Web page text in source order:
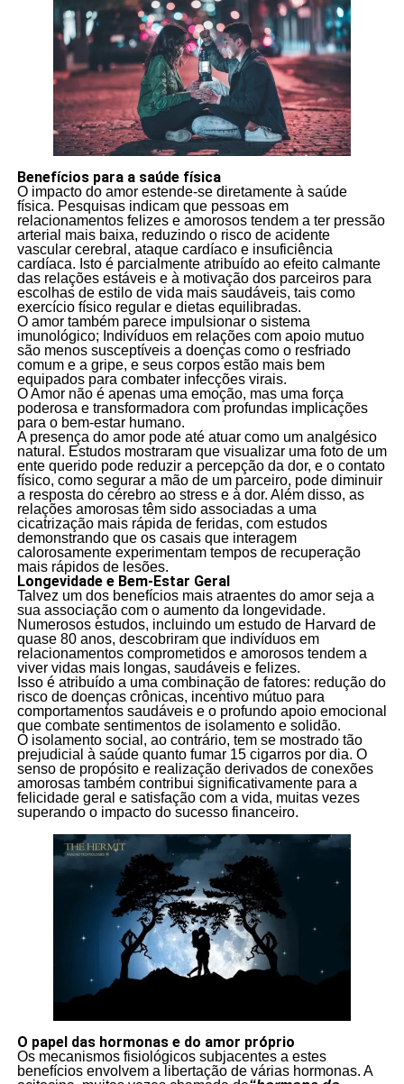
Benefícios para a saúde física
O impacto do amor estende-se diretamente à saúde
física. Pesquisas indicam que pessoas em
relacionamentos felizes e amorosos tendem a ter pressão
arterial mais baixa, reduzindo o risco de acidente
vascular cerebral, ataque cardíaco e insuficiência
cardíaca. Isto é parcialmente atribuído ao efeito calmante
das relações estáveis e à motivação dos parceiros para
escolhas de estilo de vida mais saudáveis, tais como
exercício físico regular e dietas equilibradas.
O amor também parece impulsionar o sistema
imunológico; Indivíduos em relações com apoio mutuo
são menos susceptíveis a doenças como o resfriado
comum e a gripe, e seus corpos estão mais bem
equipados para combater infecções virais.
O Amor não é apenas uma emoção, mas uma força
poderosa e transformadora com profundas implicações
para o bem-estar humano.
A presença do amor pode até atuar como um analgésico
natural. Estudos mostraram que visualizar uma foto de um
ente querido pode reduzir a percepção da dor, e o contato
físico, como segurar a mão de um parceiro, pode diminuir
a resposta do cérebro ao stress e à dor. Além disso, as
relações amorosas têm sido associadas a uma
cicatrização mais rápida de feridas, com estudos
demonstrando que os casais que interagem
calorosamente experimentam tempos de recuperação
mais rápidos de lesões.
Longevidade e Bem-Estar Geral
Talvez um dos benefícios mais atraentes do amor seja a
sua associação com o aumento da longevidade.
Numerosos estudos, incluindo um estudo de Harvard de
quase 80 anos, descobriram que indivíduos em
relacionamentos comprometidos e amorosos tendem a
viver vidas mais longas, saudáveis e felizes.
Isso é atribuído a uma combinação de fatores: redução do
risco de doenças crônicas, incentivo mútuo para
comportamentos saudáveis e o profundo apoio emocional
que combate sentimentos de isolamento e solidão.
O isolamento social, ao contrário, tem se mostrado tão
prejudicial à saúde quanto fumar 15 cigarros por dia. O
senso de propósito e realização derivados de conexões
amorosas também contribui significativamente para a
felicidade geral e satisfação com a vida, muitas vezes
superando o impacto do sucesso financeiro.
O papel das hormonas e do amor próprio
Os mecanismos fisiológicos subjacentes a estes
benefícios envolvem a libertação de várias hormonas. A